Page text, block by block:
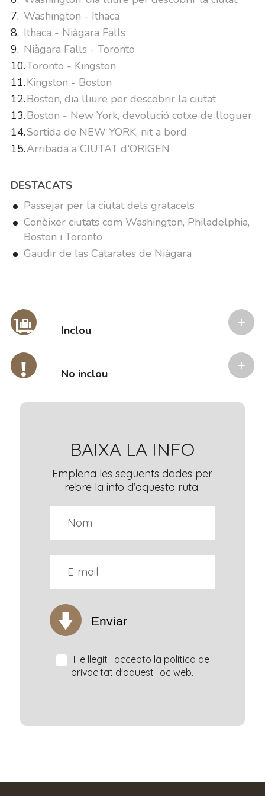
Washington - Ithaca
Ithaca - Niàgara Falls
Niàgara Falls - Toronto
Toronto - Kingston
Kingston - Boston
Boston, dia lliure per descobrir la ciutat
Boston - New York, devolució cotxe de lloguer
Sortida de NEW YORK, nit a bord
Arribada a CIUTAT d'ORIGEN
DESTACATS
Passejar per la ciutat dels gratacels
Conèixer ciutats com Washington, Philadelphia,
Boston i Toronto
Gaudir de las Catarates de Niàgara
Inclou
No inclou
BAIXA LA INFO
Emplena les següents dades per
rebre la info d’aquesta ruta.
Enviar
He llegit i accepto la política de
privacitat d'aquest lloc web.